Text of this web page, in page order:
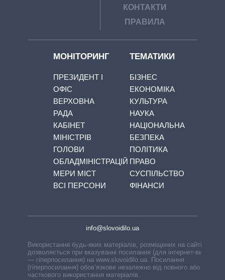
КОНТАКТИ
ПРАВИЛА
МОНІТОРИНГ
ПРЕЗИДЕНТ І
ОФІС
ВЕРХОВНА
РАДА
КАБІНЕТ
МІНІСТРІВ
ГОЛОВИ
ОБЛАДМІНІСТРАЦІЙ
МЕРИ МІСТ
ВСІ ПЕРСОНИ
ТЕМАТИКИ
БІЗНЕС
ЕКОНОМІКА
КУЛЬТУРА
НАУКА
НАЦІОНАЛЬНА
БЕЗПЕКА
ПОЛІТИКА
ПРАВО
СУСПІЛЬСТВО
ФІНАНСИ
info@slovoidilo.ua
Використання будь-яких матеріалів, розміщених на сайті,
дозволяється при вказуванні посилання (для інтернет-видань
— гіперпосилання) на www.slovoidilo.ua. Посилання
(гіперпосилання) обов’язкове незалежно від повного або
часткового використання матеріалів.